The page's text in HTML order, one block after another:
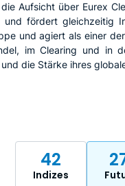
Aufsicht über Eurex
fördert gleichzeitig
und agiert als einer
im Clearing und in
die Stärke ihres
42
Indizes